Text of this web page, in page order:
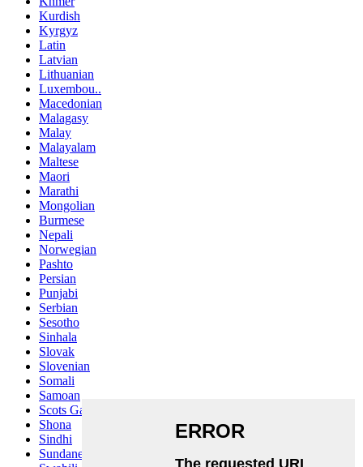
Kurdish
Kyrgyz
Latin
Latvian
Lithuanian
Luxembou..
Macedonian
Malagasy
Malay
Malayalam
Maltese
Maori
Marathi
Mongolian
Burmese
Nepali
Norwegian
Pashto
Persian
Punjabi
Serbian
Sesotho
Sinhala
Slovak
Slovenian
Somali
Samoan
Scots Gaelic
Shona
Sindhi
Sundanese